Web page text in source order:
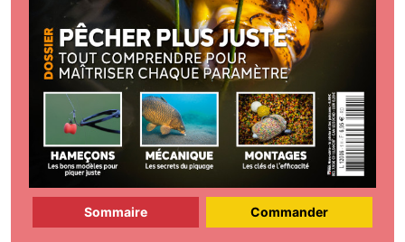
Sommaire Commander